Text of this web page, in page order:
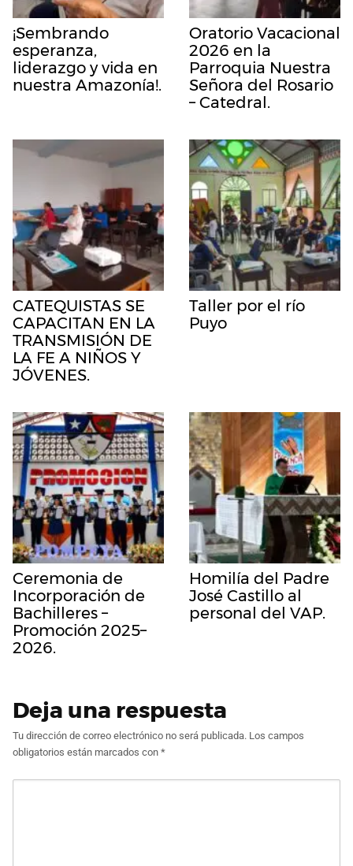
¡Sembrando
esperanza,
liderazgo y vida en
nuestra Amazonía!.
Oratorio Vacacional
2026 en la
Parroquia Nuestra
Señora del Rosario
– Catedral.
CATEQUISTAS SE
CAPACITAN EN LA
TRANSMISIÓN DE
LA FE A NIÑOS Y
JÓVENES.
Taller por el río
Puyo
Ceremonia de
Incorporación de
Bachilleres –
Promoción 2025–
2026.
Homilía del Padre
José Castillo al
personal del VAP.
Deja una respuesta
Tu dirección de correo electrónico no será publicada. Los campos
obligatorios están marcados con *